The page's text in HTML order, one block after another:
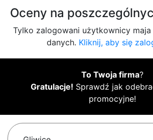
Oceny na
Tylko zalogowani użytkownicy
danych. Kliknij, aby się
To Twoja firma?
Gratulacje! Sprawdź jak
promocyjne!